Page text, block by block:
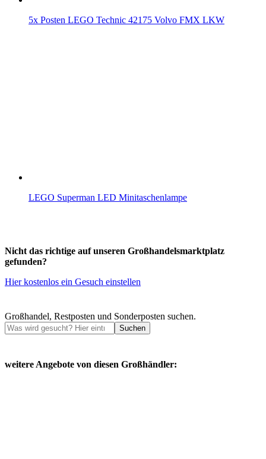
5x Posten LEGO Technic 42175 Volvo FMX LKW
LEGO Superman LED Minitaschenlampe
Nicht das richtige auf unseren Großhandelsmarktplatz
gefunden?
Hier kostenlos ein Gesuch einstellen
Großhandel, Restposten und Sonderposten suchen.
Suchen
weitere Angebote von diesen Großhändler: